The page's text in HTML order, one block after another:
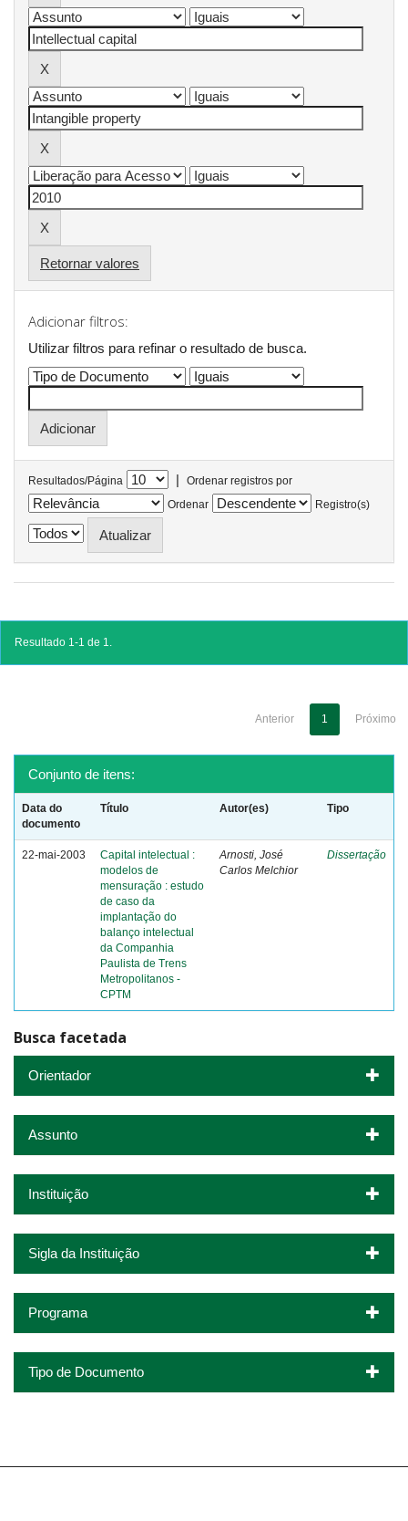
Retornar valores
Adicionar filtros:
Utilizar filtros para refinar o resultado de busca.
Resultados/Página |
Ordenar registros por
Ordenar
Registro(s)
Resultado 1-1 de 1.
Anterior 1 Próximo
Conjunto de itens:
Data do
documento
Título Autor(es) Tipo
22-mai-2003
Capital intelectual :
modelos de
mensuração : estudo
de caso da
implantação do
balanço intelectual
da Companhia
Paulista de Trens
Metropolitanos -
CPTM
Arnosti, José
Carlos Melchior
Dissertação
Busca facetada
Orientador
Assunto
Instituição
Sigla da Instituição
Programa
Tipo de Documento